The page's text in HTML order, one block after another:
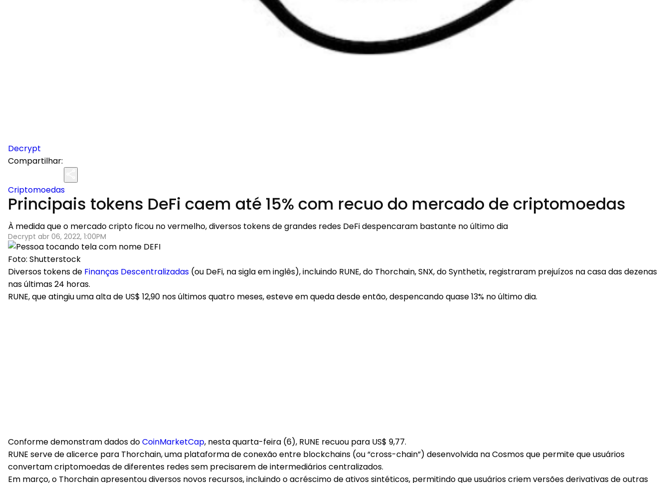
Decrypt
Compartilhar:
Criptomoedas
Principais tokens DeFi caem até 15% com recuo do mercado de criptomoedas
À medida que o mercado cripto ficou no vermelho, diversos tokens de grandes redes DeFi despencaram bastante no último dia
Decrypt abr 06, 2022, 1:00PM
Foto: Shutterstock
Diversos tokens de Finanças Descentralizadas (ou DeFi, na sigla em inglês), incluindo RUNE, do Thorchain, SNX, do Synthetix, registraram prejuízos na casa das dezenas
nas últimas 24 horas.
RUNE, que atingiu uma alta de US$ 12,90 nos últimos quatro meses, esteve em queda desde então, despencando quase 13% no último dia.
Conforme demonstram dados doCoinMarketCap, nesta quarta-feira (6), RUNE recuou para US$ 9,77.
RUNE serve de alicerce para Thorchain, uma plataforma de conexão entre blockchains (ou “cross-chain”) desenvolvida na Cosmos que permite que usuários
convertam criptomoedas de diferentes redes sem precisarem de intermediários centralizados.
Em março, o Thorchain apresentou diversos novos recursos, incluindo o acréscimo de ativos sintéticos, permitindo que usuários criem versões derivativas de outras